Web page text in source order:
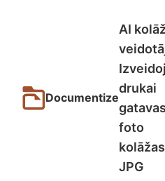
Documentize
AI
drukai
gatavas
foto
JPG